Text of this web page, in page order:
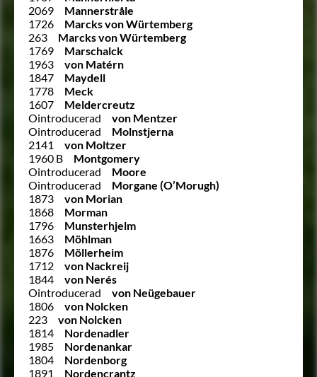
2069
Mannerstråle
1726
Marcks von Würtemberg
263
Marcks von Würtemberg
1769
Marschalck
1963
von Matérn
1847
Maydell
1778
Meck
1607
Meldercreutz
Ointroducerad
von Mentzer
Ointroducerad
Molnstjerna
2141
von Moltzer
1960 B
Montgomery
Ointroducerad
Moore
Ointroducerad
Morgane (O’Morugh)
1873
von Morian
1868
Morman
1796
Munsterhjelm
1663
Möhlman
1876
Möllerheim
1712
von Nackreij
1844
von Nerés
Ointroducerad
von Neügebauer
1806
von Nolcken
223
von Nolcken
1814
Nordenadler
1985
Nordenankar
1804
Nordenborg
1891
Nordencrantz